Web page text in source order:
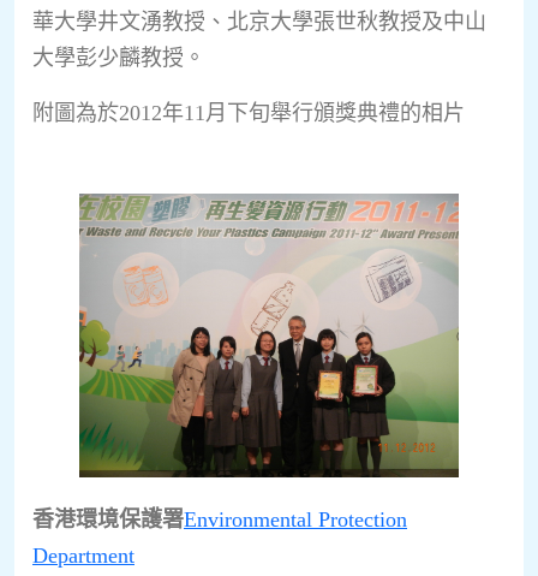
華大學井文湧教授、北京大學張世秋教授及中山
大學彭少麟教授。
附圖為於2012年11月下旬舉行頒獎典禮的相片
香港環境保護署Environmental Protection
Department